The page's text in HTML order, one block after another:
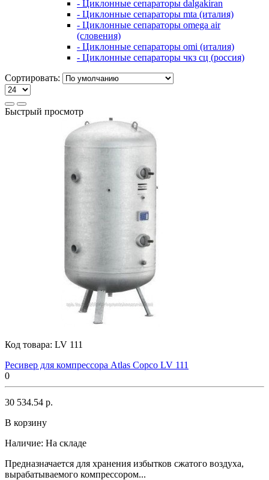
- Циклонные сепараторы dalgakiran
- Циклонные сепараторы mta (италия)
- Циклонные сепараторы omega air
(словения)
- Циклонные сепараторы omi (италия)
- Циклонные сепараторы чкз сц (россия)
Сортировать:
Быстрый просмотр
Код товара: LV 111
Ресивер для компрессора Atlas Copco LV 111
0
30 534.54 р.
В корзину
Наличие: На складе
Предназначается для хранения избытков сжатого воздуха,
вырабатываемого компрессором...